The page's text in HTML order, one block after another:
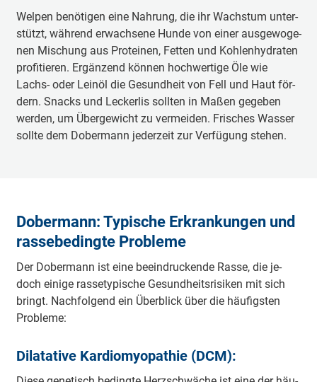
Wel­pen be­nö­ti­gen ei­ne Nah­rung, die ihr Wachs­tum un­ter­
stützt, wäh­rend er­wach­se­ne Hun­de von ei­ner aus­ge­wo­ge­
nen Mi­schung aus Pro­tei­nen, Fet­ten und Koh­len­hy­dra­ten
pro­fi­tie­ren. Er­gän­zend kön­nen hoch­wer­ti­ge Öle wie
Lachs- oder Lein­öl die Ge­sund­heit von Fell und Haut för­
dern. Snacks und Le­cker­lis soll­ten in Ma­ßen ge­ge­ben
wer­den, um Über­ge­wicht zu ver­mei­den. Frisches Was­ser
soll­te dem Do­ber­mann je­der­zeit zur Ver­fü­gung ste­hen.
Do­ber­mann: Ty­pi­sche Er­kran­kun­gen und
ras­se­be­ding­te Pro­ble­me
Der Do­ber­mann ist ei­ne be­ein­druck­en­de Ras­se, die je­
doch eini­ge ras­se­ty­pi­sche Ge­sund­heits­ri­si­ken mit sich
bringt. Nach­fol­gend ein Über­blick über die häu­figs­ten
Pro­ble­me:
Dilatative Kardiomyopathie (DCM):